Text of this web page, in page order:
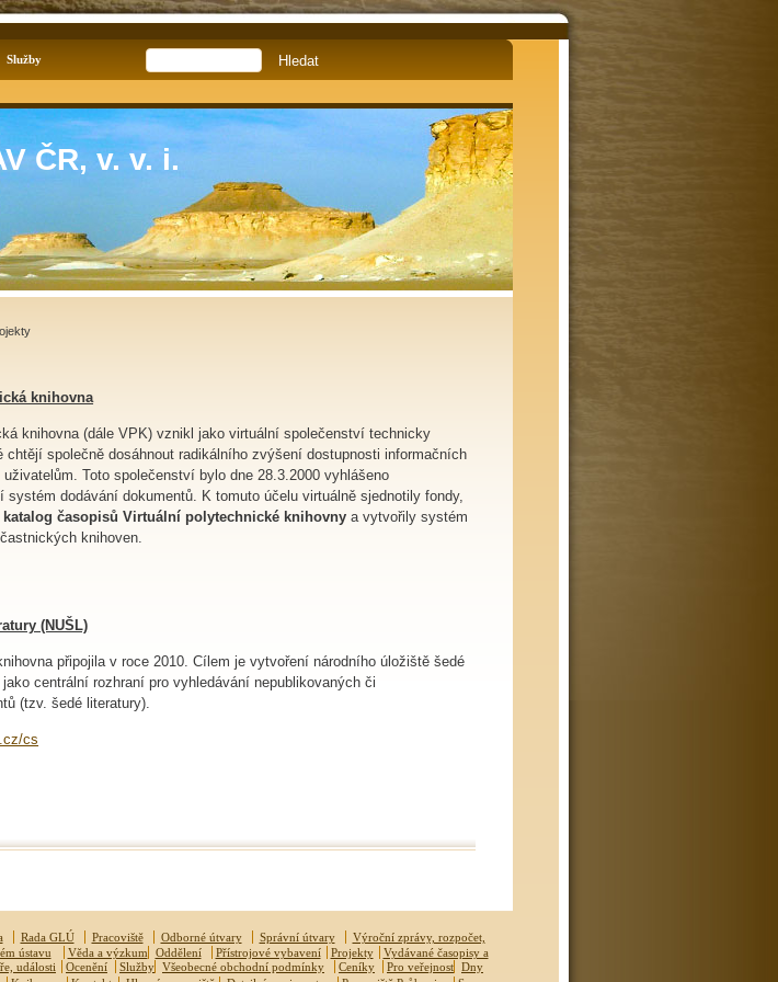
Služby
ČR, v. v. i.
knihovna
knihovna (dále VPK) vznikl jako virtuální společenství technicky
chtějí společně dosáhnout radikálního zvýšení dostupnosti informačních
Toto společenství bylo dne 28.3.2000 vyhlášeno
systém dodávání dokumentů. K tomuto účelu virtuálně sjednotily fondy,
časopisů Virtuální polytechnické knihovny a vytvořily systém
knihoven.
(NUŠL)
připojila v roce 2010. Cílem je vytvoření národního úložiště šedé
centrální rozhraní pro vyhledávání nepublikovaných či
(tzv. šedé literatury).
cs
Rada GLÚ Pracoviště Odborné útvary Správní útvary
Výroční zprávy, rozpočet,
ústavu Věda a výzkum Oddělení Přístrojové vybavení Projekty
Vydávané časopisy a
události Ocenění Služby Všeobecné obchodní podmínky Ceníky Pro veřejnost Dny